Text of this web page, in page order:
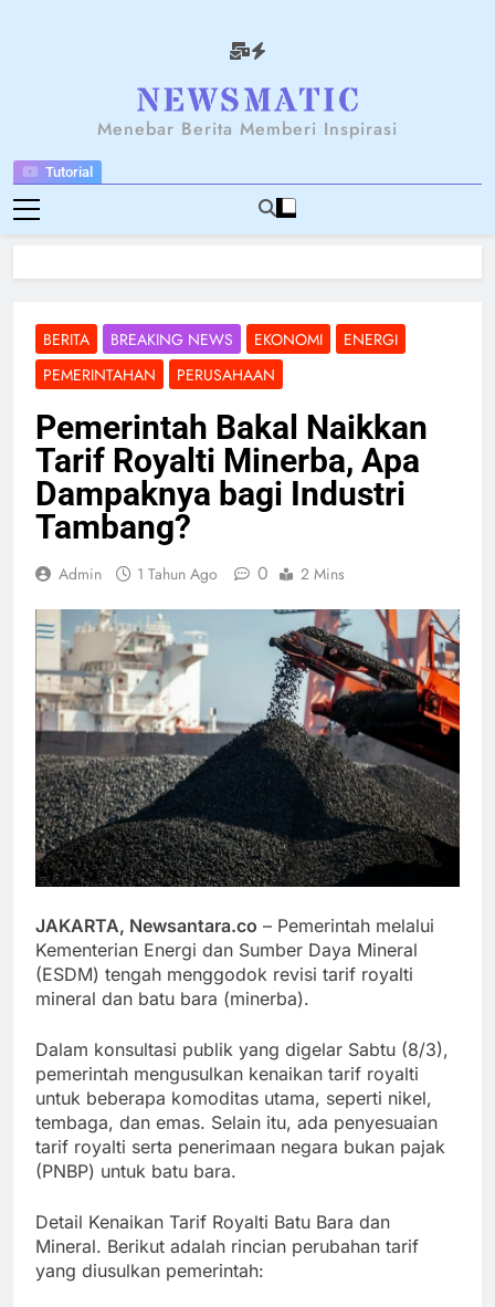
Tutorial
NEWSANTARA
Menebar Berita Memberi Inspirasi
BERITA BREAKING NEWS EKONOMI
ENERGI
PEMERINTAHAN
PERUSAHAAN
Pemerintah Bakal Naikkan
Tarif Royalti Minerba, Apa
Dampaknya bagi Industri
Tambang?
Admin 1 Tahun Ago 0 2 Mins
JAKARTA, Newsantara.co – Pemerintah melalui
Kementerian Energi dan Sumber Daya Mineral
(ESDM) tengah menggodok revisi tarif royalti
mineral dan batu bara (minerba).
Dalam konsultasi publik yang digelar Sabtu (8/3),
pemerintah mengusulkan kenaikan tarif royalti
untuk beberapa komoditas utama, seperti nikel,
tembaga, dan emas. Selain itu, ada penyesuaian
tarif royalti serta penerimaan negara bukan pajak
(PNBP) untuk batu bara.
Detail Kenaikan Tarif Royalti Batu Bara dan
Mineral. Berikut adalah rincian perubahan tarif
yang diusulkan pemerintah: